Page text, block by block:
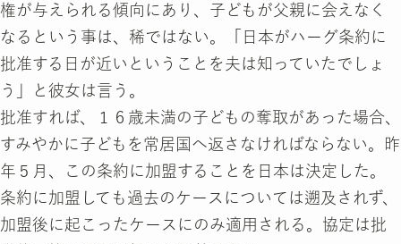
権が与えられる傾向にあり、子どもが父親に会えなく
なるという事は、稀ではない。「日本がハーグ条約に
批准する日が近いということを夫は知っていたでしょ
う」と彼女は言う。
批准すれば、１６歳未満の子どもの奪取があった場合、
すみやかに子どもを常居国へ返さなければならない。昨
年５月、この条約に加盟することを日本は決定した。
条約に加盟しても過去のケースについては遡及されず、
加盟後に起こったケースにのみ適用される。協定は批